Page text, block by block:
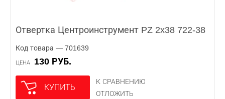
Отвертка Центроинструмент PZ 2x38 722-38
Код товара — 701639
ЦЕНА 130 РУБ.
КУПИТЬ
К СРАВНЕНИЮ
ОТЛОЖИТЬ